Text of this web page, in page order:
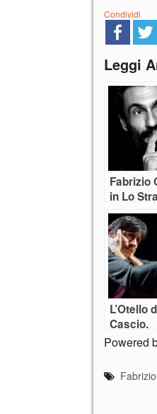
Condividi
Leggi
Fabrizio
in Lo
di
L’Otello
Cascio.
Powered